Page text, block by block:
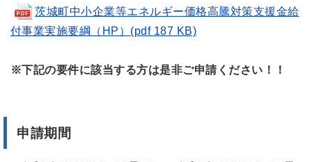
茨城町中小企業等エネルギー価格高騰対策支援金給
付事業実施要綱（HP）(pdf 187 KB)
※下記の要件に該当する方は是非ご申請ください！！
申請期間